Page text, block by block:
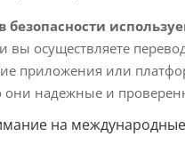
безопасности
вы осуществляете
приложения или
они надежные и
на международные